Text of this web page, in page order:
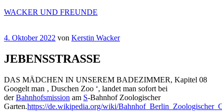
Zum
WACKER UND FREUNDE
Veröffentlicht
4. Oktober 2022 von Kerstin Wacker
JEBENSSTRASSE
DAS MÄDCHEN IN UNSEREM BADEZIMMER, Kapitel 08
Googelt man ‚ Duschen Zoo ‘, landet man sofort bei
derBahnhofsmission am S-Bahnhof Zoologischer
Garten.https://de.wikipedia.org/wiki/